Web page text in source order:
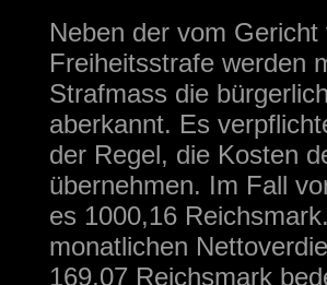
Neben der vom Gericht
Freiheitsstrafe werden
Strafmass die
aberkannt. Es
der Regel, die Kosten
übernehmen. Im Fall
es 1000,16
monatlichen
169,07 Reichsmark